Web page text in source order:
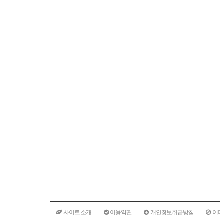
사이트 소개 이용약관 개인정보취급방침 이